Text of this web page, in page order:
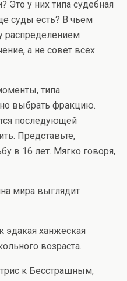
Это у них типа судебная
суды есть? В чьем
распределением
а не совет всех
типа
выбрать фракцию.
последующей
Представьте,
в 16 лет. Мягко говоря,
мира выглядит
эдакая ханжеская
возраста.
к Бесстрашным,